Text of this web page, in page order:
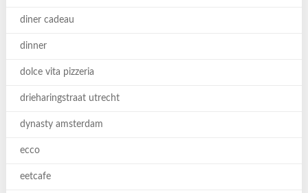
diner cadeau
dinner
dolce vita pizzeria
drieharingstraat utrecht
dynasty amsterdam
ecco
eetcafe